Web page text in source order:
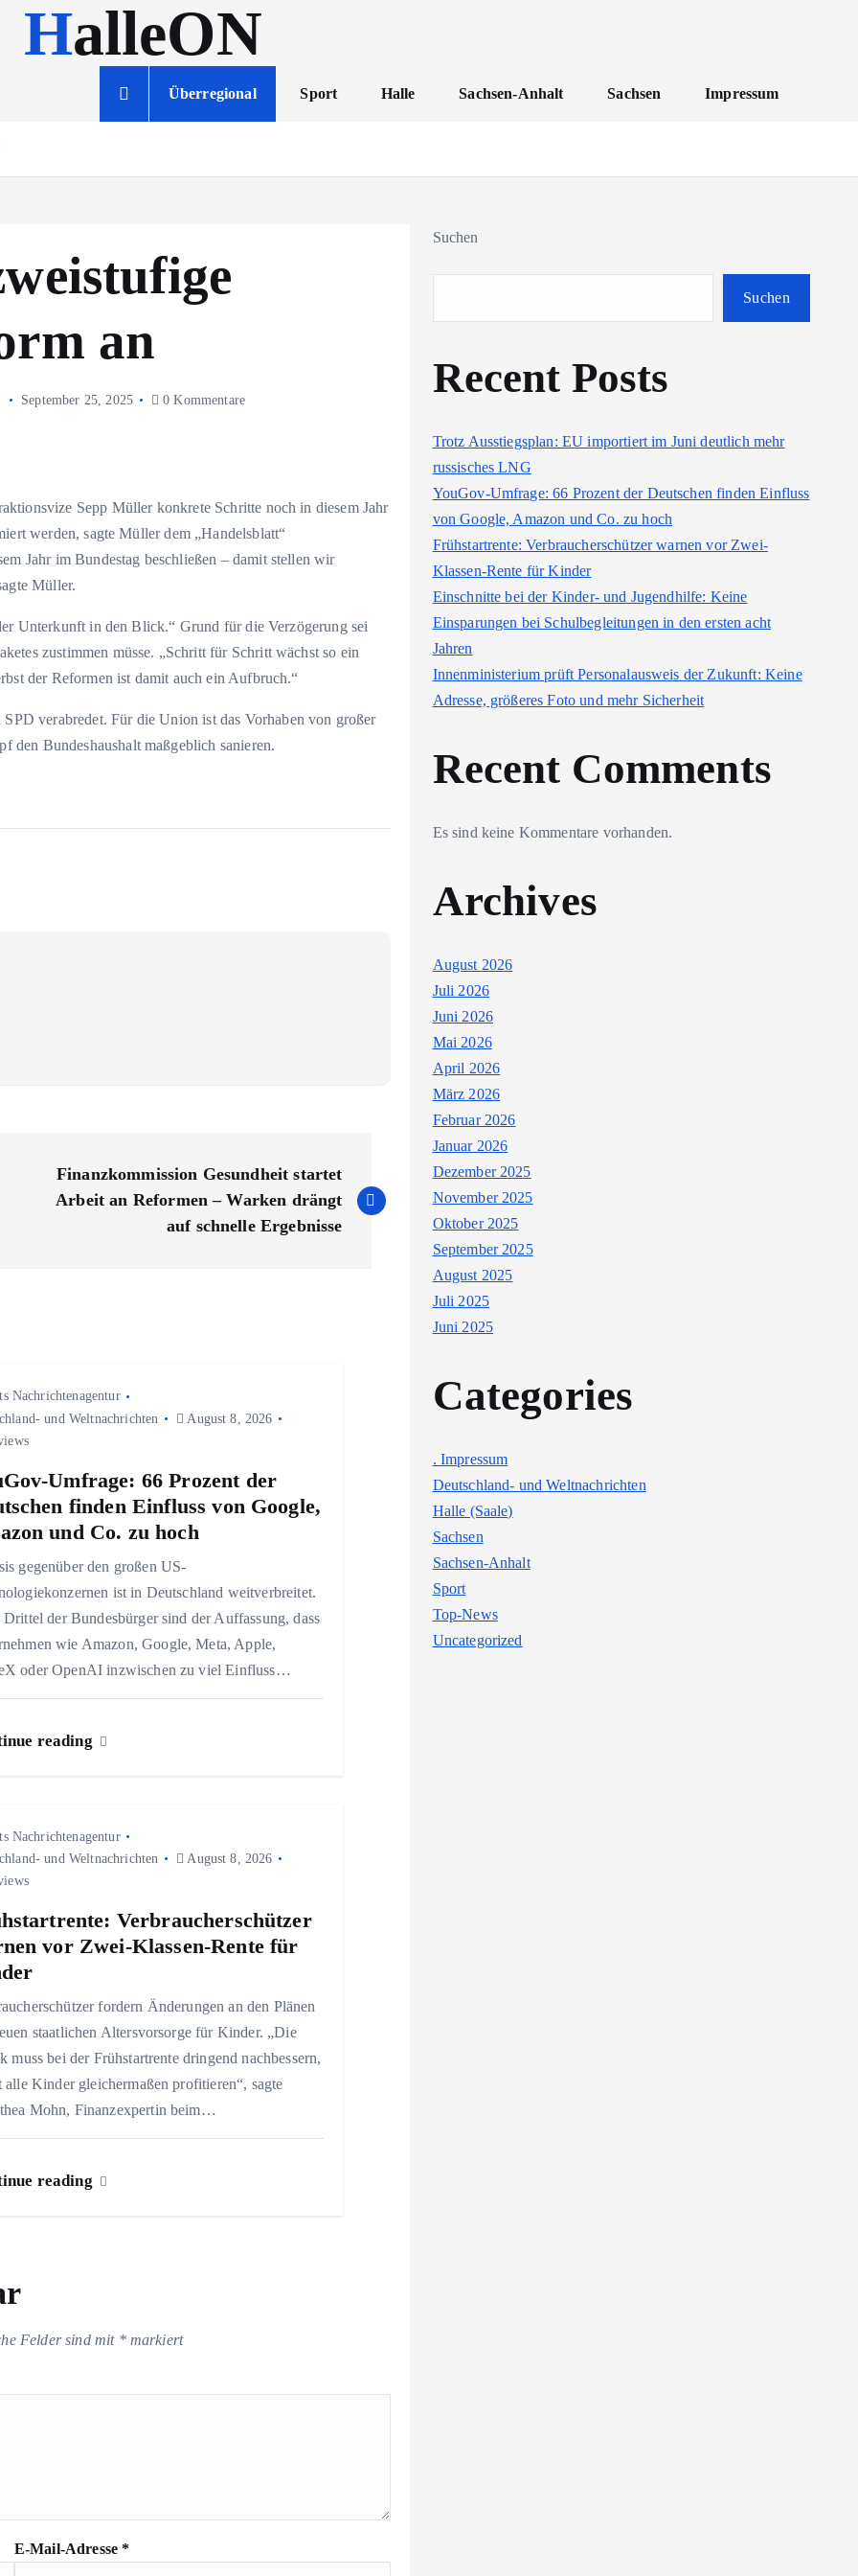
HalleON
Überregional Sport Halle Sachsen-Anhalt Sachsen Impressum
an
September 25, 2025 0 Kommentare
Sepp Müller konkrete Schritte noch in diesem Jahr
werden, sagte Müller dem „Handelsblatt“
Jahr im Bundestag beschließen – damit stellen wir
Müller.
Unterkunft in den Blick.“ Grund für die Verzögerung sei
zustimmen müsse. „Schritt für Schritt wächst so ein
der Reformen ist damit auch ein Aufbruch.“
verabredet. Für die Union ist das Vorhaben von großer
Bundeshaushalt maßgeblich sanieren.
Finanzkommission Gesundheit startet
Arbeit an Reformen – Warken drängt
auf schnelle Ergebnisse
Nachrichtenagentur
und Weltnachrichten
August 8, 2026
Umfrage: 66 Prozent der
finden Einfluss von Google,
und Co. zu hoch
gegenüber den großen US-
ist in Deutschland weitverbreitet.
der Bundesbürger sind der Auffassung, dass
wie Amazon, Google, Meta, Apple,
oder OpenAI inzwischen zu viel Einfluss…
reading
Nachrichtenagentur
und Weltnachrichten
August 8, 2026
Verbraucherschützer
vor Zwei-Klassen-Rente für
fordern Änderungen an den Plänen
staatlichen Altersvorsorge für Kinder. „Die
muss bei der Frühstartrente dringend nachbessern,
alle Kinder gleichermaßen profitieren“, sagte
Mohn, Finanzexpertin beim…
reading
Felder sind mit *markiert
E-Mail-Adresse *
Suchen
Suchen
Recent Posts
Trotz Ausstiegsplan: EU importiert im Juni deutlich mehr
russisches LNG
YouGov-Umfrage: 66 Prozent der Deutschen finden Einfluss
von Google, Amazon und Co. zu hoch
Frühstartrente: Verbraucherschützer warnen vor Zwei-
Klassen-Rente für Kinder
Einschnitte bei der Kinder- und Jugendhilfe: Keine
Einsparungen bei Schulbegleitungen in den ersten acht
Jahren
Innenministerium prüft Personalausweis der Zukunft: Keine
Adresse, größeres Foto und mehr Sicherheit
Recent Comments
Es sind keine Kommentare vorhanden.
Archives
August 2026
Juli 2026
Juni 2026
Mai 2026
April 2026
März 2026
Februar 2026
Januar 2026
Dezember 2025
November 2025
Oktober 2025
September 2025
August 2025
Juli 2025
Juni 2025
Categories
. Impressum
Deutschland- und Weltnachrichten
Halle (Saale)
Sachsen
Sachsen-Anhalt
Sport
Top-News
Uncategorized